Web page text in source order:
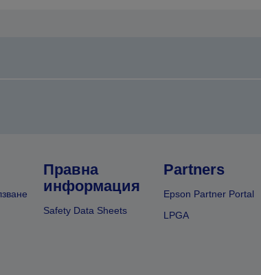
Правна
информация
Safety Data Sheets
Partners
Epson Partner Portal
LPGA